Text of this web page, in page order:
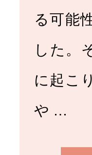
る可能
した。
に起こ
や …